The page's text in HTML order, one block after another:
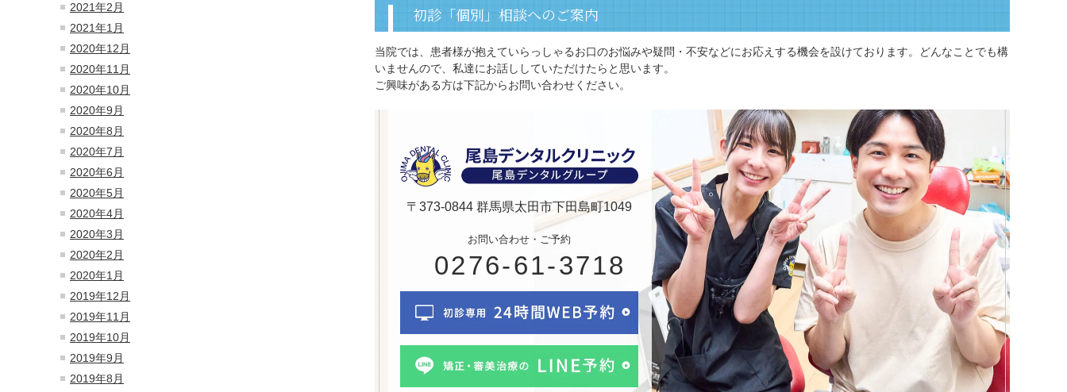
2021年2月
2021年1月
2020年12月
2020年11月
2020年10月
2020年9月
2020年8月
2020年7月
2020年6月
2020年5月
2020年4月
2020年3月
2020年2月
2020年1月
2019年12月
2019年11月
2019年10月
2019年9月
2019年8月
初診「個別」相談へのご案内
当院では、患者様が抱えていらっしゃるお口のお悩みや疑問・不安などにお応えする機会を設けております。どんなことでも構
いませんので、私達にお話ししていただけたらと思います。
ご興味がある方は下記からお問い合わせください。
〒373-0844 群馬県太田市下田島町1049
お問い合わせ・ご予約
0276-61-3718